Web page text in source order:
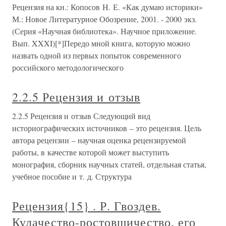
Рецензия на кн.: Копосов Н. Е. «Как думаю историки»
М.: Новое Литературное Обозрение, 2001. - 2000 экз.
(Серия «Научная библиотека». Научное приложение.
Вып. XXXI)[*]Передо мной книга, которую можно
назвать одной из первых попыток современного
российского методологического
2.2.5 Рецензия и отзыв
2.2.5 Рецензия и отзыв Следующий вид
историографических источников – это рецензия. Цель
автора рецензии – научная оценка рецензируемой
работы, в качестве которой может выступить
монография, сборник научных статей, отдельная статья,
учебное пособие и т. д. Структура
Рецензия{15} . Р. Гвоздев.
Кулачество-ростовщичество, его